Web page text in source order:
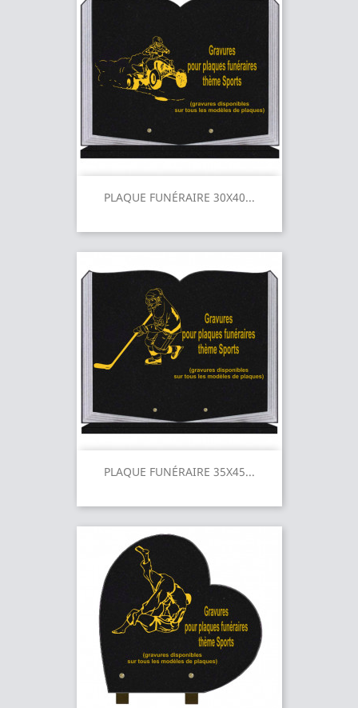
PLAQUE FUNÉRAIRE 30X40...
PLAQUE FUNÉRAIRE 35X45...